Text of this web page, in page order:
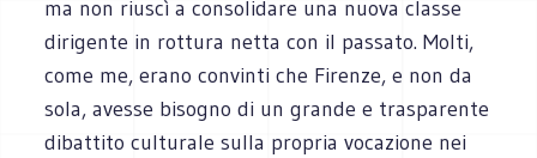
ma non riuscì a consolidare una nuova classe
dirigente in rottura netta con il passato. Molti,
come me, erano convinti che Firenze, e non da
sola, avesse bisogno di un grande e trasparente
dibattito culturale sulla propria vocazione nei